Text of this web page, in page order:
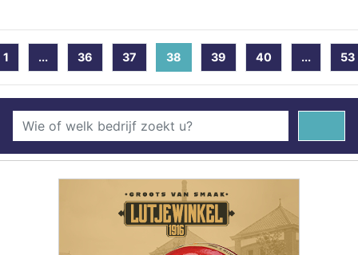
1 ... 36 37 38 (current)
39 40 ... 53